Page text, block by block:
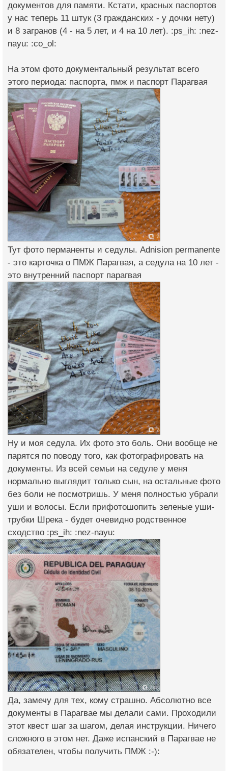
документов для памяти. Кстати, красных паспортов
у нас теперь 11 штук (3 гражданских - у дочки нету)
и 8 загранов (4 - на 5 лет, и 4 на 10 лет). :ps_ih: :nez-
nayu: :co_ol:
На этом фото документальный результат всего
этого периода: паспорта, пмж и паспорт Парагвая
Тут фото перманенты и седулы. Adnision permanente
- это карточка о ПМЖ Парагвая, а седула на 10 лет -
это внутренний паспорт парагвая
Ну и моя седула. Их фото это боль. Они вообще не
парятся по поводу того, как фотографировать на
документы. Из всей семьи на седуле у меня
нормально выглядит только сын, на остальные фото
без боли не посмотришь. У меня полностью убрали
уши и волосы. Если прифотошопить зеленые уши-
трубки Шрека - будет очевидно родственное
сходство :ps_ih: :nez-nayu:
Да, замечу для тех, кому страшно. Абсолютно все
документы в Парагвае мы делали сами. Проходили
этот квест шаг за шагом, делая инструкции. Ничего
сложного в этом нет. Даже испанский в Парагвае не
обязателен, чтобы получить ПМЖ :-):